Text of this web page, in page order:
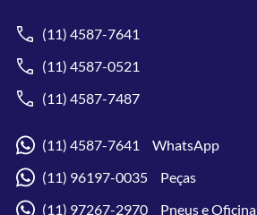
(11) 4587-7641
(11) 4587-0521
(11) 4587-7487
(11) 4587-7641 WhatsApp
(11) 96197-0035 Peças
(11) 97267-2970 Pneus e Oficina